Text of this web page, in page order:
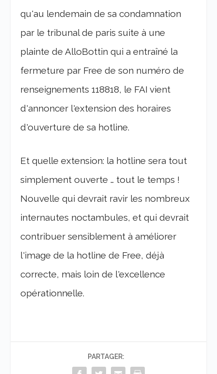
qu'au lendemain de sa condamnation
par le tribunal de paris suite à une
plainte de AlloBottin qui a entraîné la
fermeture par Free de son numéro de
renseignements 118818, le FAI vient
d'annoncer l'extension des horaires
d'ouverture de sa hotline.
Et quelle extension: la hotline sera tout
simplement ouverte … tout le temps !
Nouvelle qui devrait ravir les nombreux
internautes noctambules, et qui devrait
contribuer sensiblement à améliorer
l'image de la hotline de Free, déjà
correcte, mais loin de l'excellence
opérationnelle.
PARTAGER: